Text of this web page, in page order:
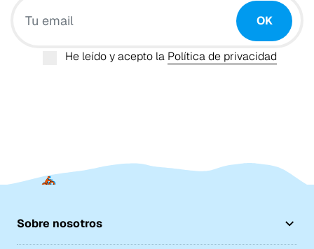
OK
He leído y acepto la Política de privacidad
Sobre nosotros